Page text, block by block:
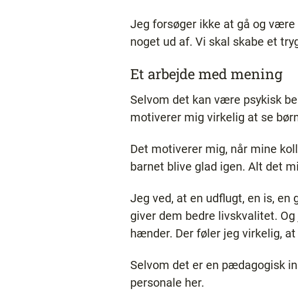
Jeg forsøger ikke at gå og
noget ud af. Vi skal skabe et
Et arbejde med mening
Selvom det kan være psykisk
motiverer mig virkelig at se
Det motiverer mig, når mine
barnet blive glad igen. Alt det
Jeg ved, at en udflugt, en is,
giver dem bedre livskvalitet.
hænder. Der føler jeg virkelig,
Selvom det er en pædagogisk
personale her.